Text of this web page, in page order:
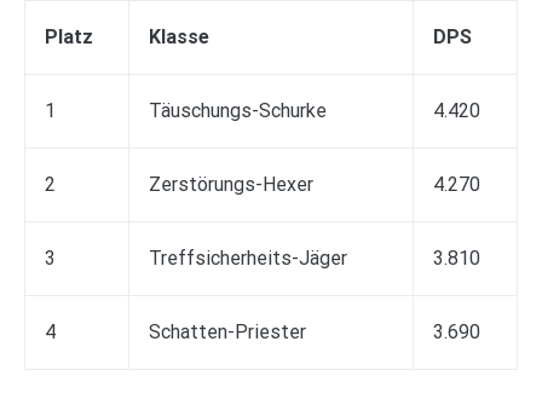
Platz Klasse DPS
1 Täuschungs-Schurke 4.420
2 Zerstörungs-Hexer 4.270
3 Treffsicherheits-Jäger 3.810
4 Schatten-Priester 3.690